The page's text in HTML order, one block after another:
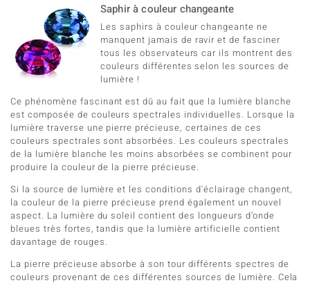
Saphir à couleur changeante
Les saphirs à couleur changeante ne
manquent jamais de ravir et de fasciner
tous les observateurs car ils montrent des
couleurs différentes selon les sources de
lumière !
Ce phénomène fascinant est dû au fait que la lumière blanche
est composée de couleurs spectrales individuelles. Lorsque la
lumière traverse une pierre précieuse, certaines de ces
couleurs spectrales sont absorbées. Les couleurs spectrales
de la lumière blanche les moins absorbées se combinent pour
produire la couleur de la pierre précieuse.
Si la source de lumière et les conditions d'éclairage changent,
la couleur de la pierre précieuse prend également un nouvel
aspect. La lumière du soleil contient des longueurs d’onde
bleues très fortes, tandis que la lumière artificielle contient
davantage de rouges.
La pierre précieuse absorbe à son tour différents spectres de
couleurs provenant de ces différentes sources de lumière. Cela